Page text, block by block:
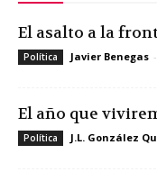
El asalto a la
Política Javier Benegas -
El año que
Política J.L. González